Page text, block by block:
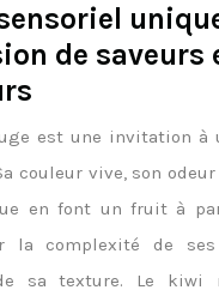
de saveurs
est une invitation à
couleur vive, son
en font un fruit à
la complexité de
sa texture. Le kiwi